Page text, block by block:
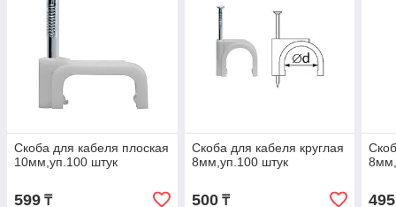
Скоба для кабеля плоская
10мм,уп.100 штук
599 ₸
Скоба для кабеля круглая
8мм,уп.100 штук
500₸ 495